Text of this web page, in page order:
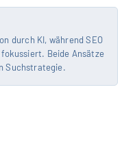
durch KI, während SEO
Beide Ansätze
Suchstrategie.